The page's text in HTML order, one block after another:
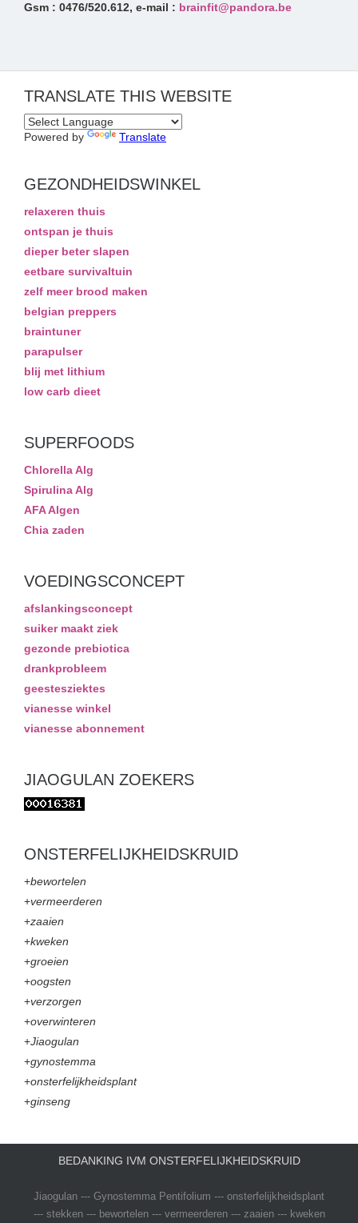
Gsm : 0476/520.612, e-mail : brainfit@pandora.be
TRANSLATE THIS WEBSITE
Powered by Translate
GEZONDHEIDSWINKEL
relaxeren thuis
ontspan je thuis
dieper beter slapen
eetbare survivaltuin
zelf meer brood maken
belgian preppers
braintuner
parapulser
blij met lithium
low carb dieet
SUPERFOODS
Chlorella Alg
Spirulina Alg
AFA Algen
Chia zaden
VOEDINGSCONCEPT
afslankingsconcept
suiker maakt ziek
gezonde prebiotica
drankprobleem
geestesziektes
vianesse winkel
vianesse abonnement
JIAOGULAN ZOEKERS
ONSTERFELIJKHEIDSKRUID
+bewortelen
+vermeerderen
+zaaien
+kweken
+groeien
+oogsten
+verzorgen
+overwinteren
+Jiaogulan
+gynostemma
+onsterfelijkheidsplant
+ginseng
BEDANKING IVM ONSTERFELIJKHEIDSKRUID
Jiaogulan --- Gynostemma Pentifolium --- onsterfelijkheidsplant
--- stekken --- bewortelen --- vermeerderen --- zaaien --- kweken